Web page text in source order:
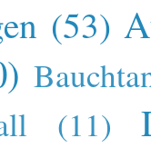
(53)
(11)